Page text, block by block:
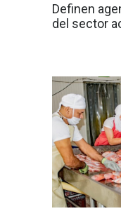
Definen
del sector